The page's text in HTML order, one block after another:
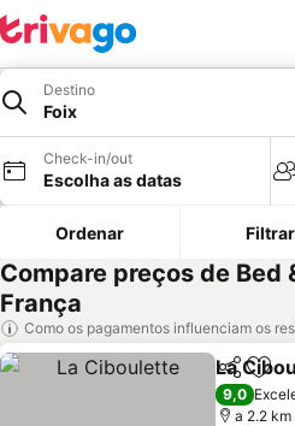
Destino
Foix
Check-in/out
Escolha as datas
Ordenar Filtrar
Compare preços de Bed
França
Como os pagamentos influenciam os
Partilhar
La
9,0
a 2.2